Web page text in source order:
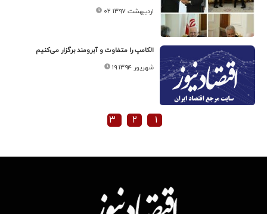
۰۲ اردیبهشت ۱۳۹۷
الکامپ را متفاوت و آبرومند برگزار می‌کنیم
۱۹ شهریور ۱۳۹۴
۱ ۲ ۳